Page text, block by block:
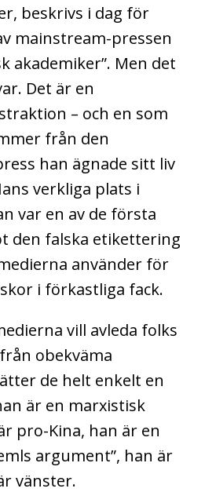
beskrivs i dag för
mainstream-pressen
akademiker”. Men det
Det är en
– och en som
från den
han ägnade sitt liv
verkliga plats i
var en av de första
den falska etikettering
använder för
i förkastliga fack.
vill avleda folks
obekväma
de helt enkelt en
är en marxistisk
pro-Kina, han är en
argument”, han är
vänster.